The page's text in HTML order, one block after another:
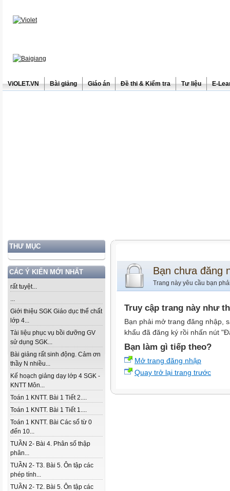
ViOLET.VN Bài giảng Giáo án Đề thi & Kiểm tra Tư liệu E-
THƯ MỤC
CÁC Ý KIẾN MỚI NHẤT
rất tuyệt...
...
Giới thiệu SGK Giáo dục thể chất
lớp 4...
Tài liệu phục vụ bồi dưỡng GV
sử dụng SGK...
Bài giảng rất sinh động. Cảm ơn
thầy N nhiều...
Kế hoạch giảng dạy lớp 4 SGK -
KNTT Môn...
Toán 1 KNTT. Bài 1 Tiết 2....
Toán 1 KNTT. Bài 1 Tiết 1....
Toán 1 KNTT. Bài Các số từ 0
đến 10...
TUẦN 2- Bài 4. Phân số thập
phân...
TUẦN 2- T3. Bài 5. Ôn tập các
phép tính...
TUẦN 2- T2. Bài 5. Ôn tập các
Bạn chưa đăng
Trang này yêu cầu bạn
Truy cập trang này như
Bạn phải mở trang đăng nhập,
khẩu đã đăng ký rồi nhấn nút
Bạn làm gì tiếp theo?
Mở trang đăng nhập
Quay trở lại trang trước